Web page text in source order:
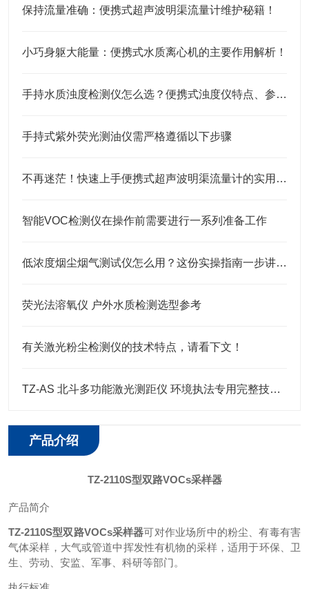
保持流量准确：便携式超声波明渠流量计维护秘籍！
小巧身躯大能量：便携式水质离心机的主要作用解析！
手持水质浊度检测仪怎么选？便携式浊度仪特点、参数及应用说明
手持式紫外荧光测油仪需严格遵循以下步骤
不再迷茫！快速上手便携式超声波明渠流量计的实用指南
智能VOC检测仪在操作前需要进行一系列准备工作
低浓度烟尘烟气测试仪怎么用？这份实操指南一步讲透！
荧光法溶氧仪 户外水质检测选型参考
有关激光粉尘检测仪的技术特点，请看下文！
TZ-AS 北斗多功能激光测距仪 环境执法专用完整技术参数一览
产品介绍
TZ-2110S型双路VOCs采样器
产品简介
TZ-2110S型双路VOCs采样器可对作业场所中的粉尘、有毒有害
气体采样，大气或管道中挥发性有机物的采样，适用于环保、卫
生、劳动、安监、军事、科研等部门。